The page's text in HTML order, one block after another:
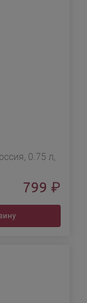
0.75 л,
799 ₽